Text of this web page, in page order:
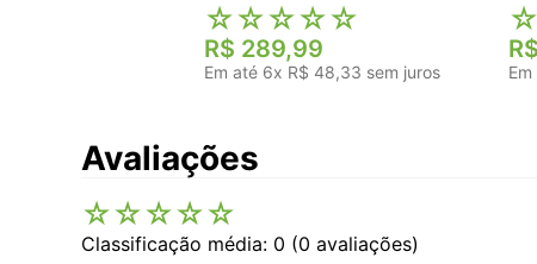
☆☆☆☆☆
R$ 289,99
Em até 6x R$ 48,33 sem juros
☆
R$
Avaliações
☆☆☆☆☆
Classificação média: 0 (0 avaliações)